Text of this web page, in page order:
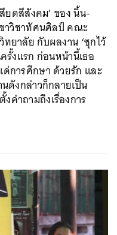
ยดสีสังคม’ ของ นิ้น-
าวิชาทัศนศิลป์ คณะ
ยาลัย กับผลงาน ‘ซุกไว้
รั้งแรก ก่อนหน้านี้เธอ
การศึกษา ด้วยรัก และ
ดังกล่าวก็กลายเป็น
งคำถามถึงเรื่องการ
EMAIL